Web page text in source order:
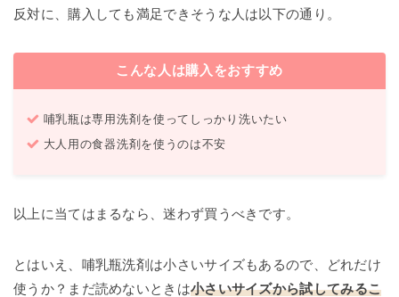
反対に、購入しても満足できそうな人は以下の通り。
こんな人は購入をおすすめ
哺乳瓶は専用洗剤を使ってしっかり洗いたい
大人用の食器洗剤を使うのは不安
以上に当てはまるなら、迷わず買うべきです。
とはいえ、哺乳瓶洗剤は小さいサイズもあるので、どれだけ
使うか？まだ読めないときは小さいサイズから試してみるこ